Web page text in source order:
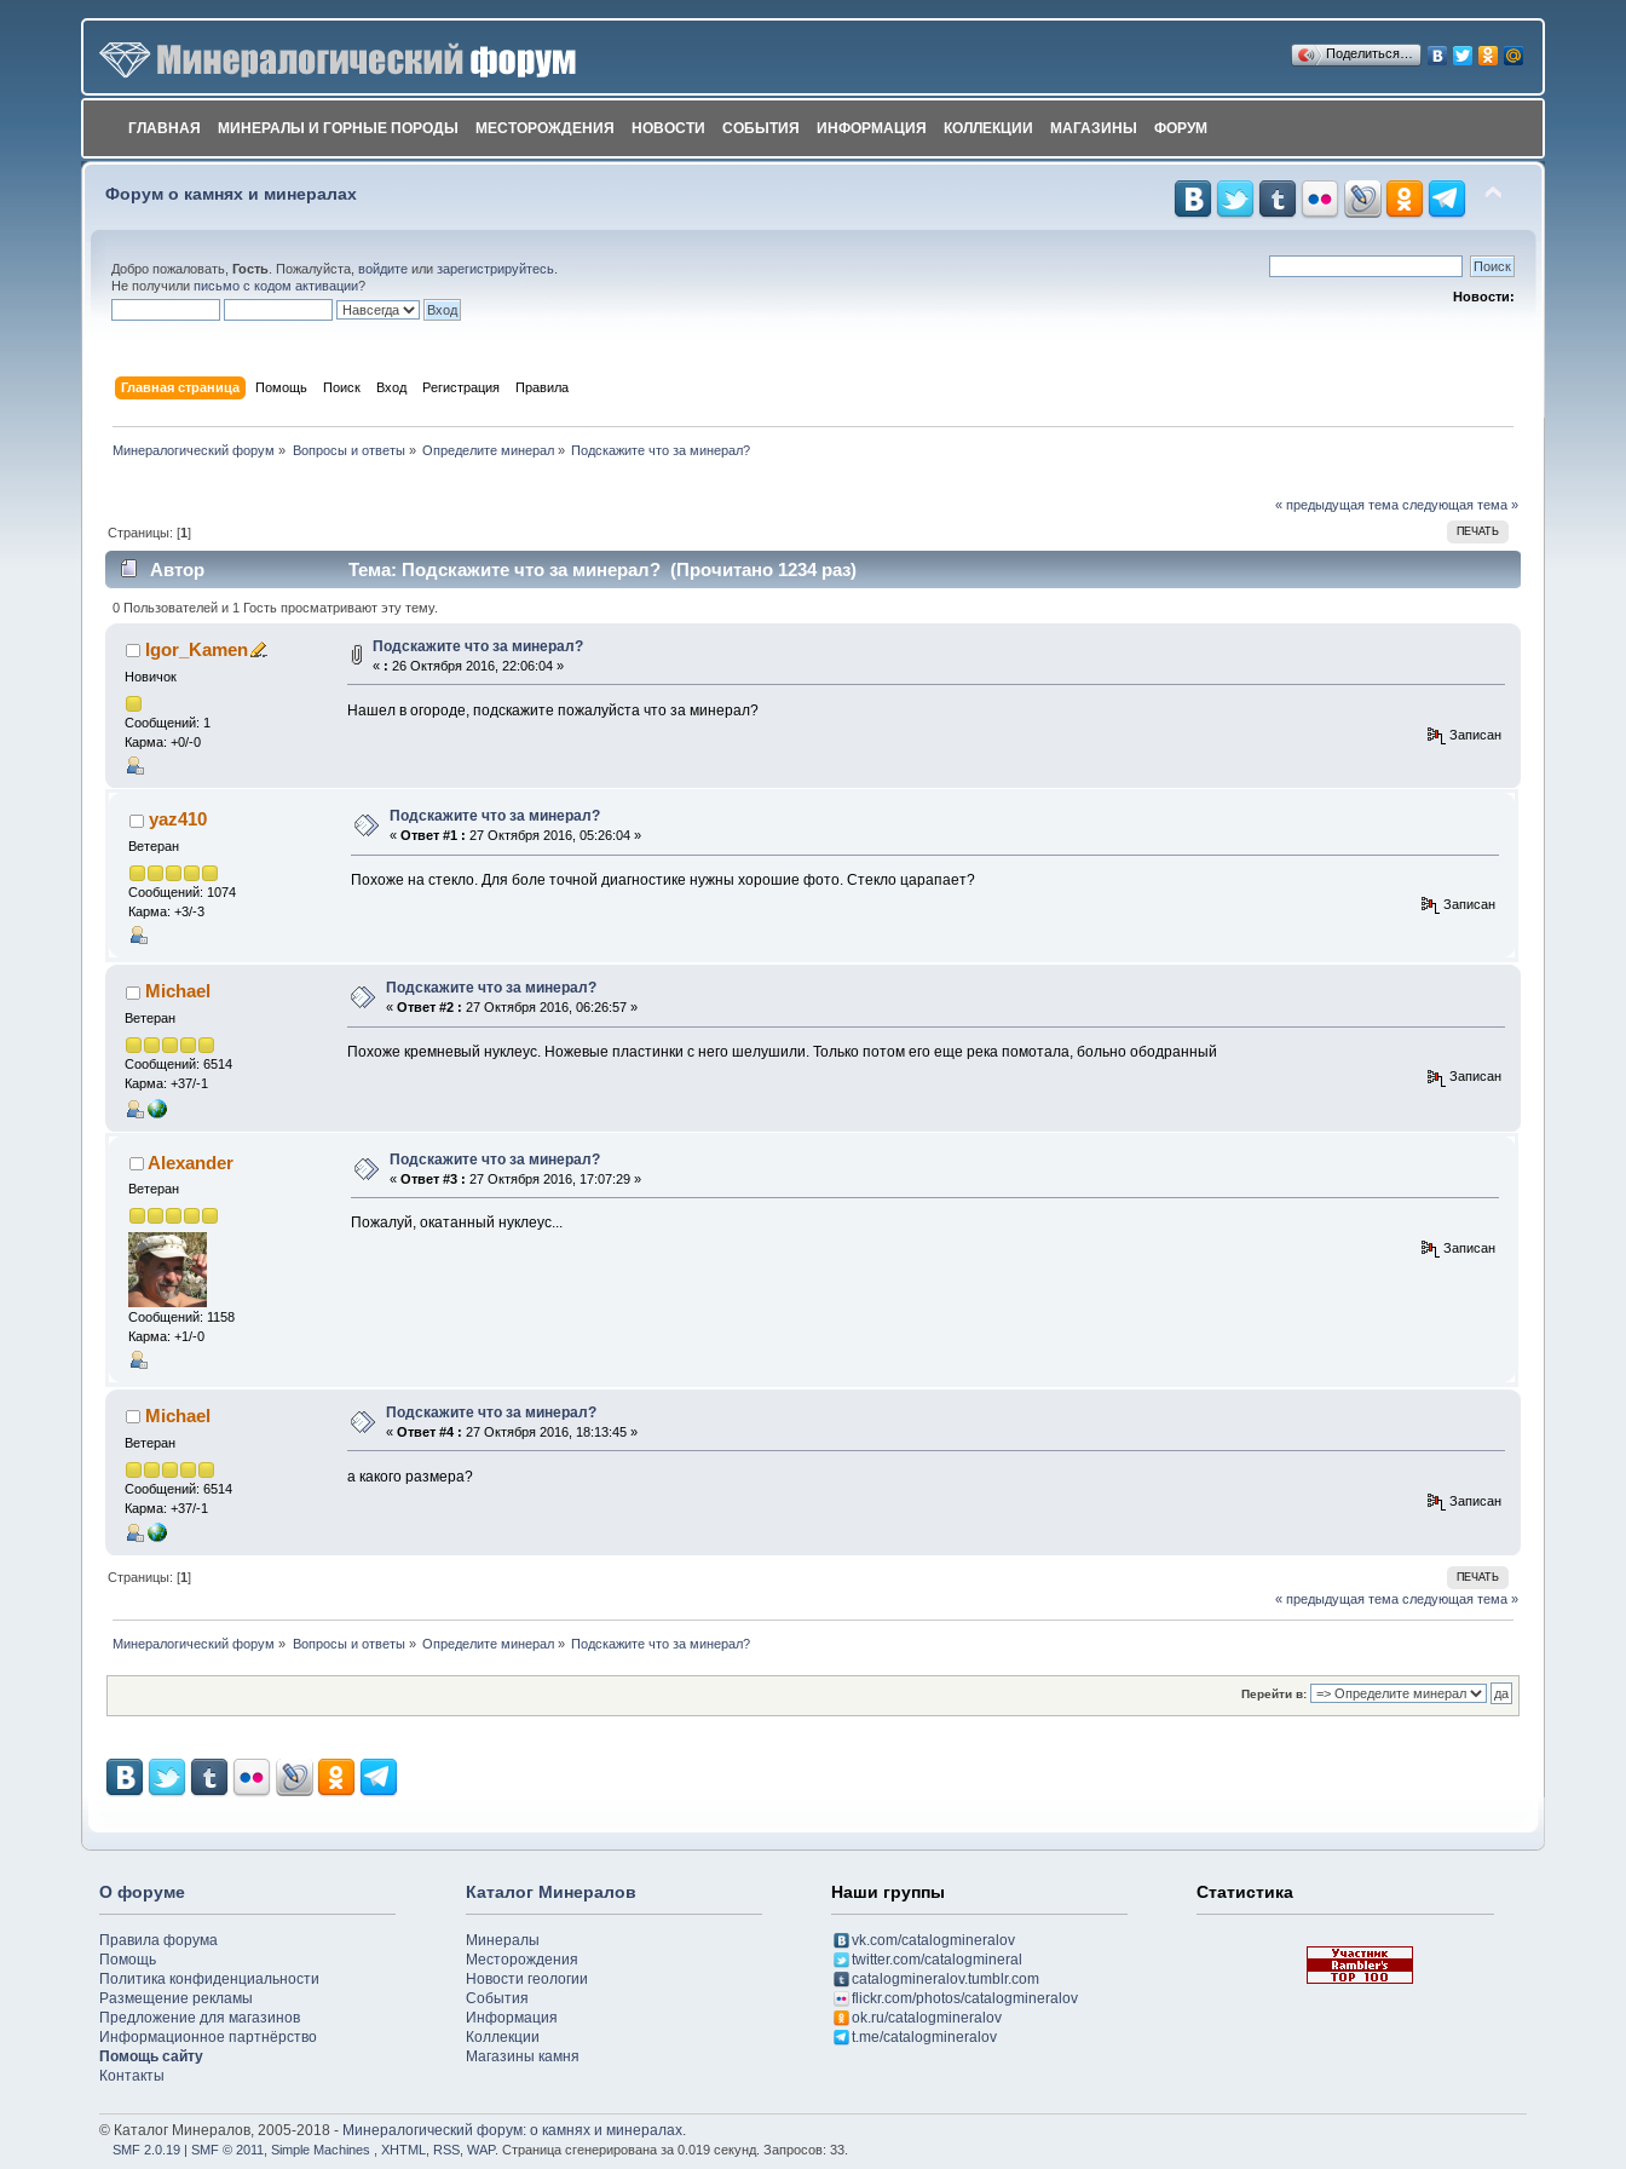
Поделиться…
ГЛАВНАЯ МИНЕРАЛЫ И ГОРНЫЕ ПОРОДЫ МЕСТОРОЖДЕНИЯ НОВОСТИ СОБЫТИЯ ИНФОРМАЦИЯ КОЛЛЕКЦИИ МАГАЗИНЫ ФОРУМ
Форум о камнях и минералах
Добро пожаловать,Гость . Пожалуйста,войдите илизарегистрируйтесь
Не получилиписьмо с кодом активации?
Новости:
Главная страница Помощь Поиск Вход Регистрация Правила
Минералогический форум » Вопросы и ответы» Определите минерал » Подскажите что за минерал?
« предыдущая тема следующая тема »
ПЕЧАТЬ
Страницы: [1]
Автор Тема: Подскажите что за минерал? (Прочитано 1234 раз)
0 Пользователей и 1 Гость просматривают эту тему.
Igor_Kamen
Новичок
Сообщений: 1
Карма: +0/-0
Подскажите что за минерал?
« : 26 Октября 2016, 22:06:04 »
Нашел в огороде, подскажите пожалуйста что за минерал?
Записан
yaz410
Ветеран
Сообщений: 1074
Карма: +3/-3
Подскажите что за минерал?
«Ответ #1 : 27 Октября 2016, 05:26:04 »
Похоже на стекло. Для боле точной диагностике нужны хорошие фото. Стекло царапает?
Записан
Michael
Ветеран
Сообщений: 6514
Карма: +37/-1
Подскажите что за минерал?
«Ответ #2 : 27 Октября 2016, 06:26:57 »
Похоже кремневый нуклеус. Ножевые пластинки с него шелушили. Только потом его еще река помотала, больно ободранный
Записан
Alexander
Ветеран
Сообщений: 1158
Карма: +1/-0
Подскажите что за минерал?
«Ответ #3 : 27 Октября 2016, 17:07:29 »
Пожалуй, окатанный нуклеус...
Записан
Michael
Ветеран
Сообщений: 6514
Карма: +37/-1
Подскажите что за минерал?
«Ответ #4 : 27 Октября 2016, 18:13:45 »
а какого размера?
Записан
ПЕЧАТЬ
Страницы: [1]
« предыдущая тема следующая тема »
Минералогический форум » Вопросы и ответы» Определите минерал » Подскажите что за минерал?
Перейти в:
О форуме
Правила форума
Помощь
Политика конфиденциальности
Размещение рекламы
Предложение для магазинов
Информационное партнёрство
Помощь сайту
Контакты
Каталог Минералов
Минералы
Месторождения
Новости геологии
События
Информация
Коллекции
Магазины камня
Наши группы
vk.com/catalogmineralov
twitter.com/catalogmineral
catalogmineralov.tumblr.com
flickr.com/photos/catalogmineralov
ok.ru/catalogmineralov
t.me/catalogmineralov
Статистика
© Каталог Минералов, 2005-2018 - Минералогический форум: о камнях и минералах.
SMF 2.0.19 |SMF © 2011 ,Simple Machines ,XHTML RSS ,WAP. Страница сгенерирована за 0.019 секунд. Запросов: 33.